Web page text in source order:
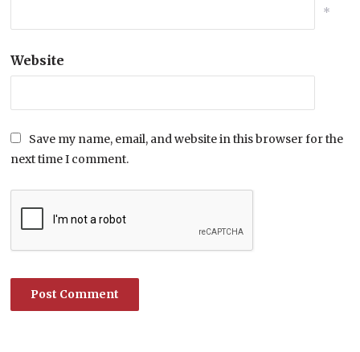
*
Website
Save my name, email, and website in this browser for the
next time I comment.